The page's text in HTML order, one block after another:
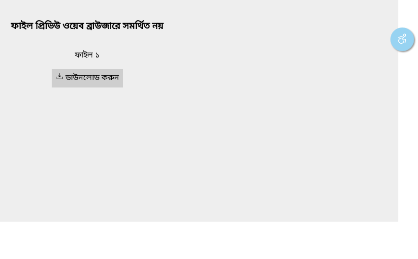
ফাইল প্রিভিউ ওয়েব ব্রাউজারে সমর্থিত নয়
ফাইল ১
ডাউনলোড করুন